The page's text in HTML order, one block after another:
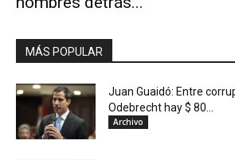
MÁS POPULAR
Juan Guaidó: Entre
Odebrecht hay $ 80...
Archivo